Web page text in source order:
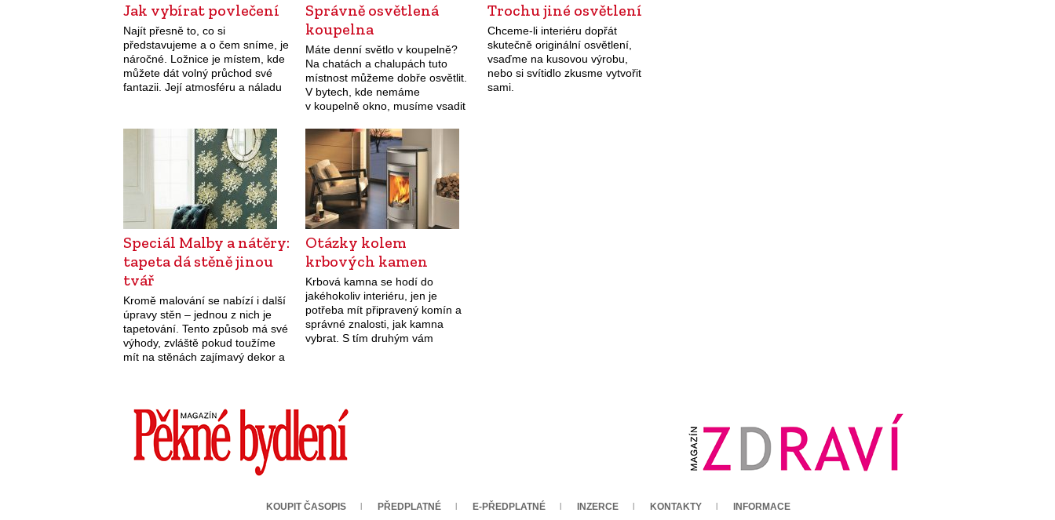
Jak vybírat povlečení
Najít přesně to, co si
představujeme a o čem sníme, je
náročné. Ložnice je místem, kde
můžete dát volný průchod své
fantazii. Její atmosféru a náladu
Správně osvětlená
koupelna
Máte denní světlo v koupelně?
Na chatách a chalupách tuto
místnost můžeme dobře osvětlit.
V bytech, kde nemáme
v koupelně okno, musíme vsadit
správného osvětlení do koupelny
je proto dobré dodržovat několik
pravidel,…
Trochu jiné osvětlení
Chceme-li interiéru dopřát
skutečně originální osvětlení,
vsaďme na kusovou výrobu,
nebo si svítidlo zkusme vytvořit
sami.
Speciál Malby a nátěry:
tapeta dá stěně jinou
tvář
Kromě malování se nabízí i další
úpravy stěn – jednou z nich je
tapetování. Tento způsob má své
výhody, zvláště pokud toužíme
mít na stěnách zajímavý dekor a
Otázky kolem
krbových kamen
Krbová kamna se hodí do
jakéhokoliv interiéru, jen je
potřeba mít připravený komín a
správné znalosti, jak kamna
vybrat. S tím druhým vám
KOUPIT ČASOPIS PŘEDPLATNÉ E-PŘEDPLATNÉ INZERCE KONTAKTY INFORMACE